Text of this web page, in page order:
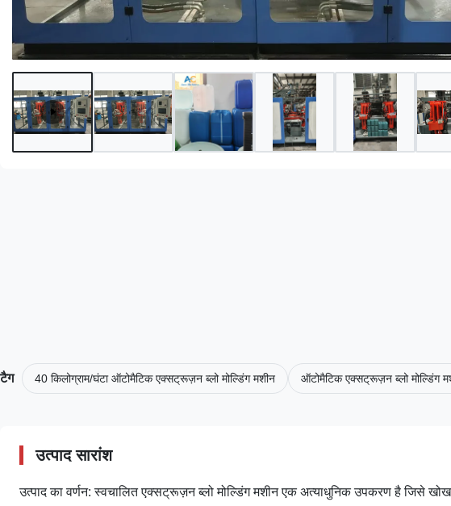
टैग 40 किलोग्राम/घंटा ऑटोमैटिक एक्सट्रूज़न ब्लो मोल्डिंग मशीन ऑटोमैटिक एक्सट्रूज़न ब्लो मोल्डिंग
उत्पाद सारांश
उत्पाद का वर्णन: स्वचालित एक्सट्रूज़न ब्लो मोल्डिंग मशीन एक अत्याधुनिक उपकरण है जिसे